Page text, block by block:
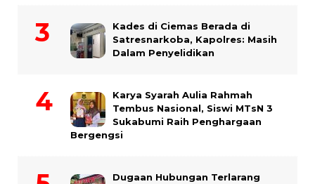
Kades di Ciemas Berada di
Satresnarkoba, Kapolres: Masih
Dalam Penyelidikan
Karya Syarah Aulia Rahmah
Tembus Nasional, Siswi MTsN 3
Sukabumi Raih Penghargaan
Bergengsi
Dugaan Hubungan Terlarang